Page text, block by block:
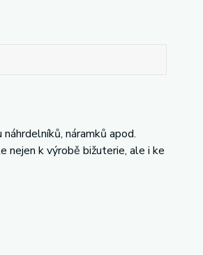
náramků apod.
nejen k výrobě bižuterie, ale i ke